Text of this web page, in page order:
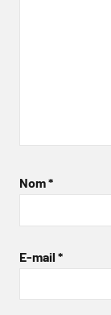
Nom*
E-mail *